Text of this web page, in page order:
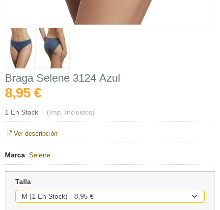
Braga Selene 3124 Azul
8,95 €
1 En Stock - (Imp. Incluidos)
Ver descripción
Marca: Selene
Talla